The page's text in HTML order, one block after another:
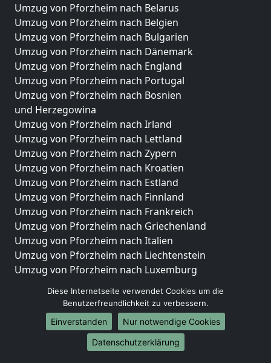
Umzug von Pforzheim nach Belarus
Umzug von Pforzheim nach Belgien
Umzug von Pforzheim nach Bulgarien
Umzug von Pforzheim nach Dänemark
Umzug von Pforzheim nach England
Umzug von Pforzheim nach Portugal
Umzug von Pforzheim nach Bosnien
und Herzegowina
Umzug von Pforzheim nach Irland
Umzug von Pforzheim nach Lettland
Umzug von Pforzheim nach Zypern
Umzug von Pforzheim nach Kroatien
Umzug von Pforzheim nach Estland
Umzug von Pforzheim nach Finnland
Umzug von Pforzheim nach Frankreich
Umzug von Pforzheim nach Griechenland
Umzug von Pforzheim nach Italien
Umzug von Pforzheim nach Liechtenstein
Umzug von Pforzheim nach Luxemburg
Umzug von Pforzheim nach Norwegen
Umzüge-Deutschlandweit
Umzug von Pforzheim nach Berlin
Diese Internetseite verwendet Cookies um die
Benutzerfreundlichkeit zu verbessern.
Einverstanden
Nur notwendige Cookies
Datenschutzerklärung